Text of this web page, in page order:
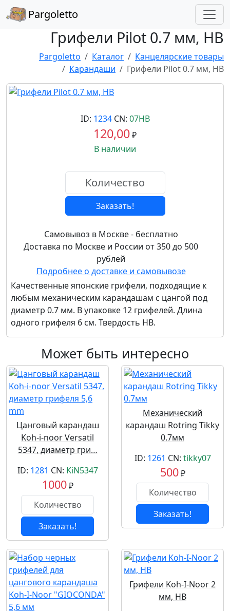
Pargoletto
Грифели Pilot 0.7 мм, HB
Pargoletto Каталог
Канцелярские товары
Карандаши
Грифели Pilot 0.7 мм, HB
ID: 1234CN: 07HB
120,00₽
В наличии
Заказать!
Самовывоз в Москве - бесплатно
Доставка по Москве и России от 350 до 500
рублей
Подробнее о доставке и самовывозе
Качественные японские грифели, подходящие к
любым механическим карандашам с цангой под
диаметр 0.7 мм. В упаковке 12 грифелей. Длина
одного грифеля 6 см. Твердость НB.
Может быть интересно
Цанговый карандаш
Koh-i-noor Versatil
5347, диаметр гри…
ID: 1281 CN: KiN5347
1000₽
Заказать!
Механический
карандаш Rotring Tikky
0.7мм
ID: 1261 CN: tikky07
500₽
Заказать!
Грифели Koh-I-Noor 2
мм, HB